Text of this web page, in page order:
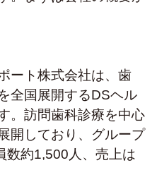
ート株式会社は、歯
全国展開するDSヘル
。訪問歯科診療を中心
開しており、グループ
数約1,500人、売上は